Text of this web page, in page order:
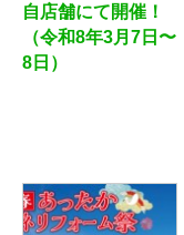
自店舗にて開催！
（令和8年3月7日〜
8日）